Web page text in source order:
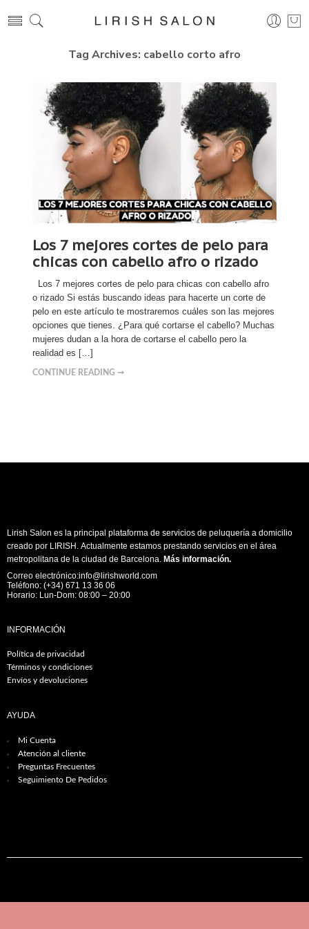
Tag Archives: cabello corto afro
Los 7 mejores cortes de pelo para
chicas con cabello afro o rizado
Los 7 mejores cortes de pelo para chicas con cabello afro
o rizado Si estás buscando ideas para hacerte un corte de
pelo en este artículo te mostraremos cuáles son las mejores
opciones que tienes. ¿Para qué cortarse el cabello? Muchas
mujeres dudan a la hora de cortarse el cabello pero la
realidad es […]
CONTINUE READING ➞
Lirish Salon es la principal plataforma de servicios de peluquería a domicilio
creado por LIRISH. Actualmente estamos prestando servicios en el área
metropolitana de la ciudad de Barcelona. Más información.
Correo electrónico:info@lirishworld.com
Teléfono: (+34) 671 13 36 06
Horario: Lun-Dom: 08:00 – 20:00
INFORMACIÓN
Política de privacidad
Términos y condiciones
Envíos y devoluciones
AYUDA
Mi Cuenta
Atención al cliente
Preguntas Frecuentes
Seguimiento De Pedidos